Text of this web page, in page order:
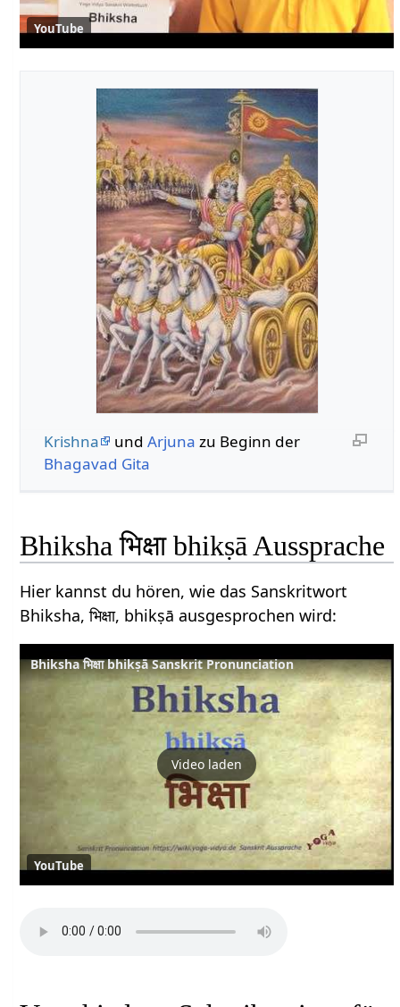
YouTube
Krishna und Arjuna zu Beginn der
Bhagavad Gita
Bhiksha भिक्षा bhikṣā Aussprache
Hier kannst du hören, wie das Sanskritwort
Bhiksha, भिक्षा, bhikṣā ausgesprochen wird:
Bhiksha भिक्षा bhikṣā Sanskrit Pronunciation
Video laden
YouTube